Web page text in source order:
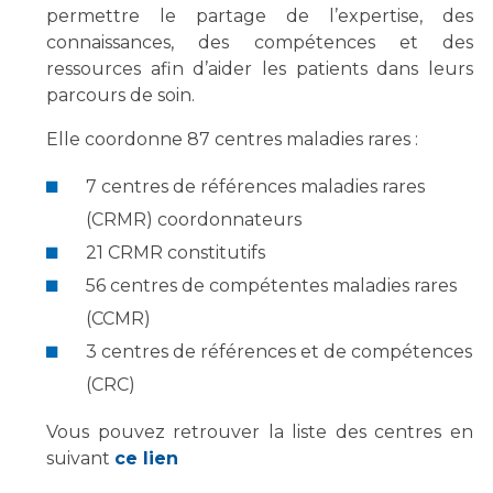
Salon des familles
Transports sanitaires
Vos droits, vos devoirs
Handi 13
Pôle Médecine Physique et Réadaptation
Accueil sourds et malentendants
Mouvement Parcours Handicap 13
Activité physique
Les structures de recherche
Écoles et Instituts de Formation
Plateforme des internes
Professionnels de santé
Adresser un patient
Réseaux de soins
Adresser un examen au Laboratoire de Biologie
Médicale
Radiologie / Imagerie
Cancérologie
permettre le partage de l’expertise, des
connaissances, des compétences et des
ressources afin d’aider les patients dans leurs
parcours de soin.
Elle coordonne 87 centres maladies rares :
7 centres de références maladies rares
(CRMR) coordonnateurs
21 CRMR constitutifs
56 centres de compétentes maladies rares
(CCMR)
3 centres de références et de compétences
(CRC)
Vous pouvez retrouver la liste des centres en
suivant ce lien